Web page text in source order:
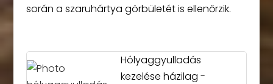
során a szaruhártya görbületét is ellenőrzik.
Hólyaggyulladás
kezelése házilag -